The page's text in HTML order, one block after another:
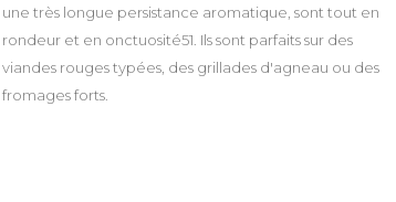
une très longue persistance aromatique, sont tout en
rondeur et en onctuosité51. Ils sont parfaits sur des
viandes rouges typées, des grillades d'agneau ou des
fromages forts.